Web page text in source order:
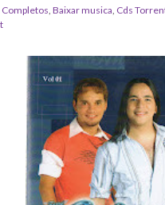
Completos, Baixar musica, Cds